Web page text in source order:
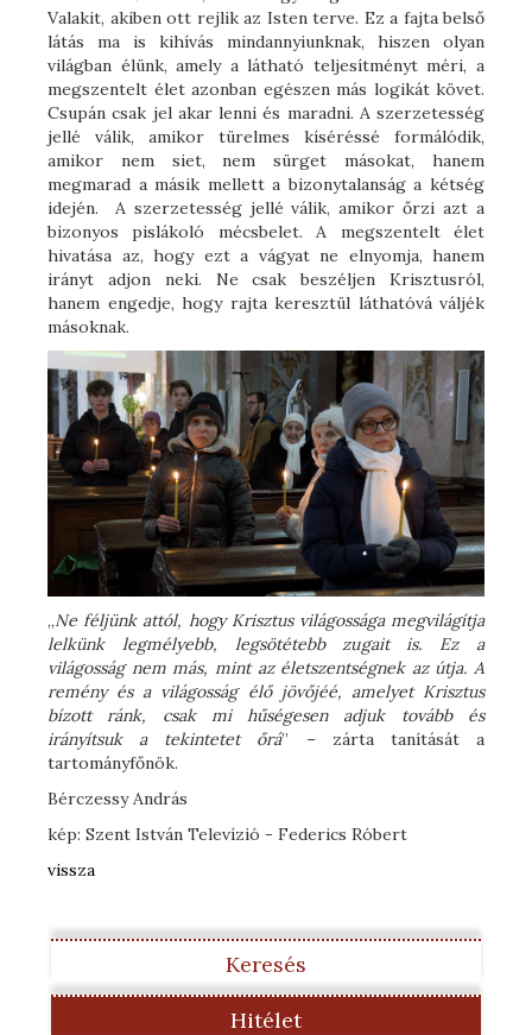
Valakit, akiben ott rejlik az Isten terve. Ez a fajta belső
látás ma is kihívás mindannyiunknak, hiszen olyan
világban élünk, amely a látható teljesítményt méri, a
megszentelt élet azonban egészen más logikát követ.
Csupán csak jel akar lenni és maradni. A szerzetesség
jellé válik, amikor türelmes kíséréssé formálódik,
amikor nem siet, nem sürget másokat, hanem
megmarad a másik mellett a bizonytalanság a kétség
idején. A szerzetesség jellé válik, amikor őrzi azt a
bizonyos pislákoló mécsbelet. A megszentelt élet
hivatása az, hogy ezt a vágyat ne elnyomja, hanem
irányt adjon neki. Ne csak beszéljen Krisztusról,
hanem engedje, hogy rajta keresztül láthatóvá váljék
másoknak.
„Ne féljünk attól, hogy Krisztus világossága megvilágítja
lelkünk legmélyebb, legsötétebb zugait is. Ez a
világosság nem más, mint az életszentségnek az útja. A
remény és a világosság élő jövőjéé, amelyet Krisztus
bízott ránk, csak mi hűségesen adjuk tovább és
irányítsuk a tekintetet őrá” – zárta tanítását a
tartományfőnök.
Bérczessy András
kép: Szent István Televízió - Federics Róbert
vissza
Keresés
Hitélet